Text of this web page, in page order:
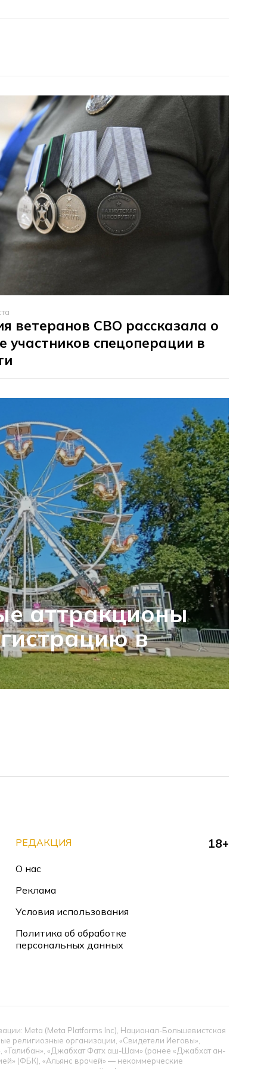
ветеранов СВО рассказала о
участников спецоперации в
аттракционы
в
РЕДАКЦИЯ
О нас
Реклама
Условия использования
Политика об обработке
персональных данных
18+
Meta (Meta Platforms Inc), Национал-Большевистская
религиозные организации, «Свидетели Иеговы»,
«Талибан», «Джабхат Фатх аш-Шам» (ранее «Джабхат ан-
(ФБК), «Альянс врачей» — некоммерческие